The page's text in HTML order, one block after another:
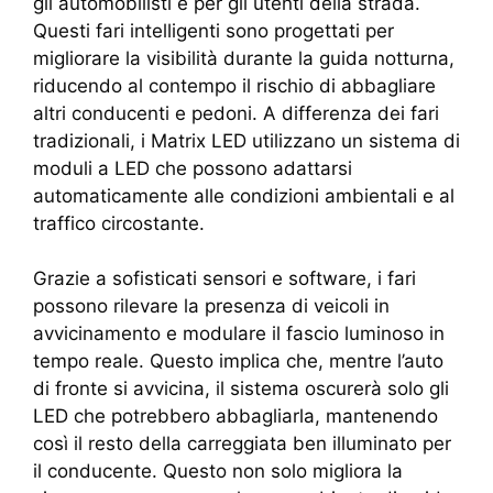
Questi fari intelligenti sono progettati per
migliorare la visibilità durante la guida notturna,
riducendo al contempo il rischio di abbagliare
altri conducenti e pedoni. A differenza dei fari
tradizionali, i Matrix LED utilizzano un sistema di
moduli a LED che possono adattarsi
automaticamente alle condizioni ambientali e al
traffico circostante.
Grazie a sofisticati sensori e software, i fari
possono rilevare la presenza di veicoli in
avvicinamento e modulare il fascio luminoso in
tempo reale. Questo implica che, mentre l’auto
di fronte si avvicina, il sistema oscurerà solo gli
LED che potrebbero abbagliarla, mantenendo
così il resto della carreggiata ben illuminato per
il conducente. Questo non solo migliora la